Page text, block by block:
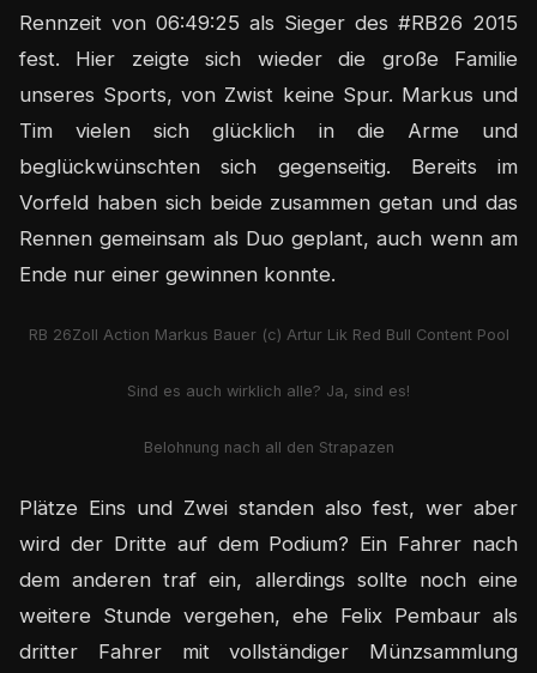
Rennzeit von 06:49:25 als Sieger des #RB26 2015
fest. Hier zeigte sich wieder die große Familie
unseres Sports, von Zwist keine Spur. Markus und
Tim vielen sich glücklich in die Arme und
beglückwünschten sich gegenseitig. Bereits im
Vorfeld haben sich beide zusammen getan und das
Rennen gemeinsam als Duo geplant, auch wenn am
Ende nur einer gewinnen konnte.
RB 26Zoll Action Markus Bauer (c) Artur Lik Red Bull Content Pool
Sind es auch wirklich alle? Ja, sind es!
Belohnung nach all den Strapazen
Plätze Eins und Zwei standen also fest, wer aber
wird der Dritte auf dem Podium? Ein Fahrer nach
dem anderen traf ein, allerdings sollte noch eine
weitere Stunde vergehen, ehe Felix Pembaur als
dritter Fahrer mit vollständiger Münzsammlung